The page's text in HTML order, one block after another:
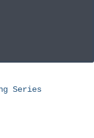
Series